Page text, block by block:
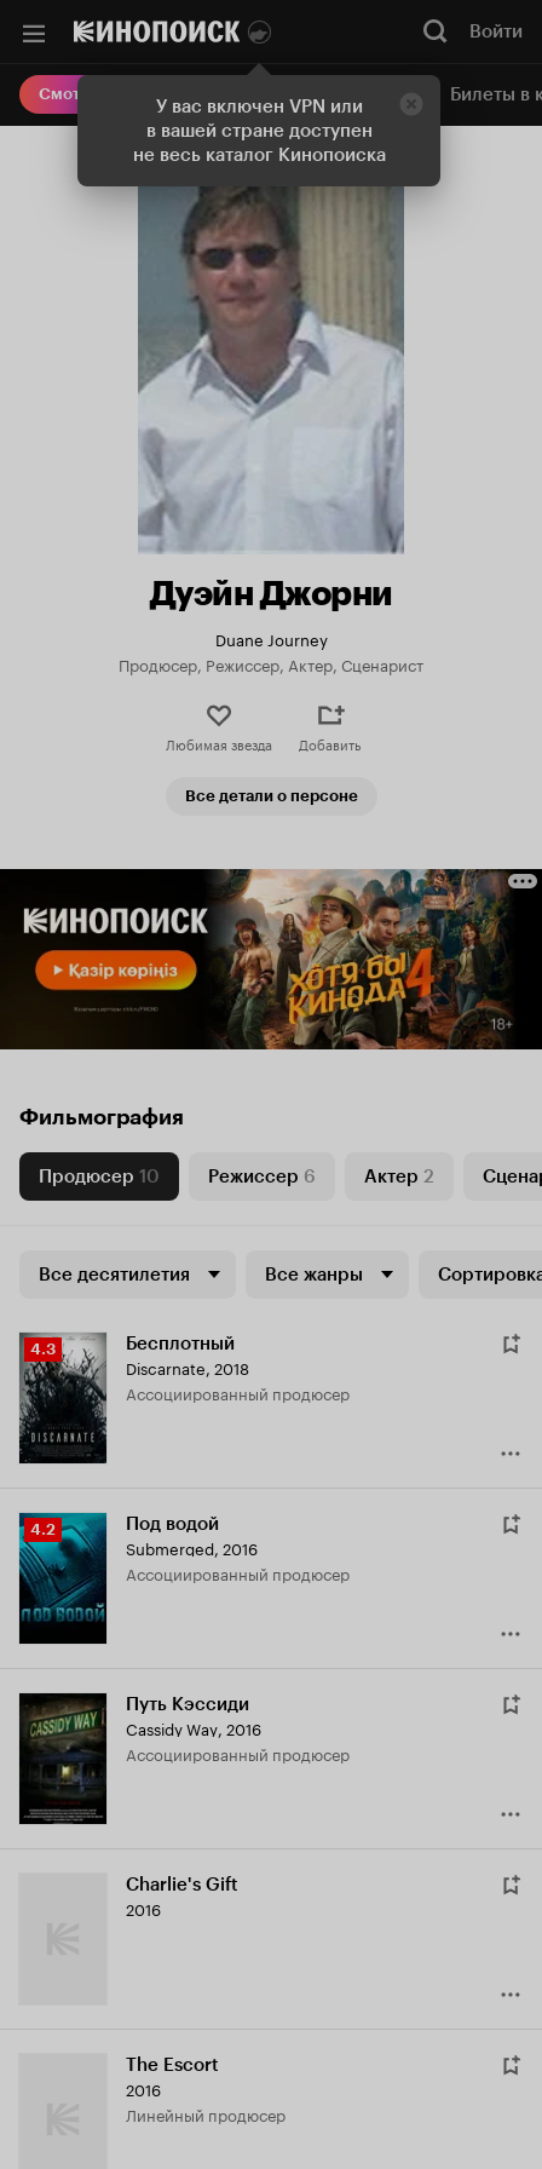
У вас включен VPN или
в вашей стране доступен
не весь каталог Кинопоиска
Войти
Смотреть кино Онлайн-кинотеатр Билеты в
Дуэйн Джорни
Duane Journey
Продюсер, Режиссер, Актер, Сценарист
Любимая звезда Добавить
Все детали о персоне
Фильмография
Продюсер 10 Режиссер 6 Актер 2
Все десятилетия Все жанры
Рейтинг
Кинопоиска
4.3
4.3 Бесплотный
Discarnate, 2018
ассоциированный продюсер
Рейтинг
Кинопоиска
4.2
4.2 Под водой
Submerged, 2016
ассоциированный продюсер
Путь Кэссиди
Cassidy Way, 2016
ассоциированный продюсер
Charlie's Gift
2016
The Escort
2016
линейный продюсер